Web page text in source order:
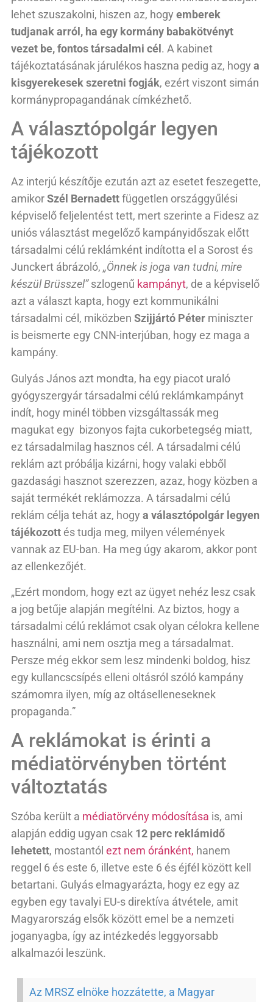
lehet szuszakolni, hiszen az, hogy emberek
tudjanak arról, ha egy kormány babakötvényt
vezet be, fontos társadalmi cél. A kabinet
tájékoztatásának járulékos haszna pedig az, hogy a
kisgyerekesek szeretni fogják, ezért viszont simán
kormánypropagandának címkézhető.
A választópolgár legyen
tájékozott
Az interjú készítője ezután azt az esetet feszegette,
amikorSzél Bernadettfüggetlen országgyűlési
képviselő feljelentést tett, mert szerinte a Fidesz az
uniós választást megelőző kampányidőszak előtt
társadalmi célú reklámként indította el a Sorost és
Junckert ábrázoló, „Önnek is joga van tudni, mire
készül Brüsszel”szlogenű kampányt, de a képviselő
azt a választ kapta, hogy ezt kommunikálni
társadalmi cél, miközben Szijjártó Péter miniszter
is beismerte egy CNN-interjúban, hogy ez maga a
kampány.
Gulyás János azt mondta, ha egy piacot uraló
gyógyszergyár társadalmi célú reklámkampányt
indít, hogy minél többen vizsgáltassák meg
magukat egy bizonyos fajta cukorbetegség miatt,
ez társadalmilag hasznos cél. A társadalmi célú
reklám azt próbálja kizárni, hogy valaki ebből
gazdasági hasznot szerezzen, azaz, hogy közben a
saját termékét reklámozza. A társadalmi célú
reklám célja tehát az, hogy a választópolgár legyen
tájékozott és tudja meg, milyen vélemények
vannak az EU-ban. Ha meg úgy akarom, akkor pont
az ellenkezőjét.
„Ezért mondom, hogy ezt az ügyet nehéz lesz csak
a jog betűje alapján megítélni. Az biztos, hogy a
társadalmi célú reklámot csak olyan célokra kellene
használni, ami nem osztja meg a társadalmat.
Persze még ekkor sem lesz mindenki boldog, hisz
egy kullancscsípés elleni oltásról szóló kampány
számomra ilyen, míg az oltáselleneseknek
propaganda.”
A reklámokat is érinti a
médiatörvényben történt
változtatás
Szóba került a médiatörvény módosítása is, ami
alapján eddig ugyan csak 12 perc reklámidő
lehetett, mostantól ezt nem óránként, hanem
reggel 6 és este 6, illetve este 6 és éjfél között kell
betartani. Gulyás elmagyarázta, hogy ez egy az
egyben egy tavalyi EU-s direktíva átvétele, amit
Magyarország elsők között emel be a nemzeti
joganyagba, így az intézkedés leggyorsabb
alkalmazói leszünk.
Az MRSZ elnöke hozzátette, a Magyar